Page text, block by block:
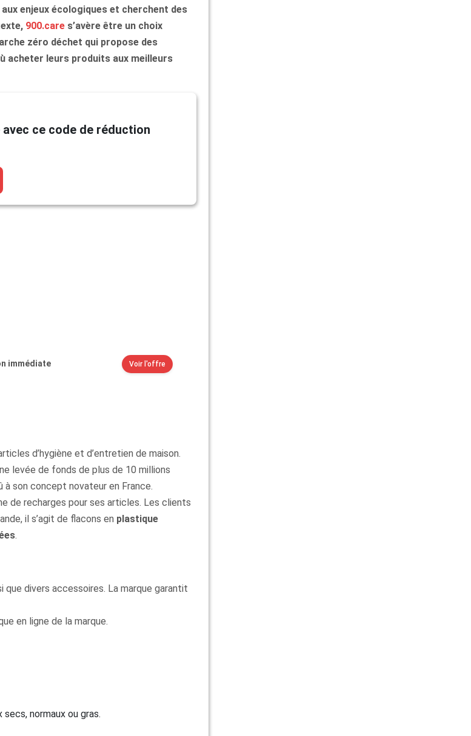
enjeux écologiques et cherchent des
900.care s’avère être un choix
zéro déchet qui propose des
acheter leurs produits aux meilleurs
ce code de réduction
immédiate Voir l'offre
d’hygiène et d’entretien de maison.
levée de fonds de plus de 10 millions
son concept novateur en France.
de recharges pour ses articles. Les clients
il s’agit de flacons en plastique
.
que divers accessoires. La marque garantit
en ligne de la marque.
normaux ou gras.